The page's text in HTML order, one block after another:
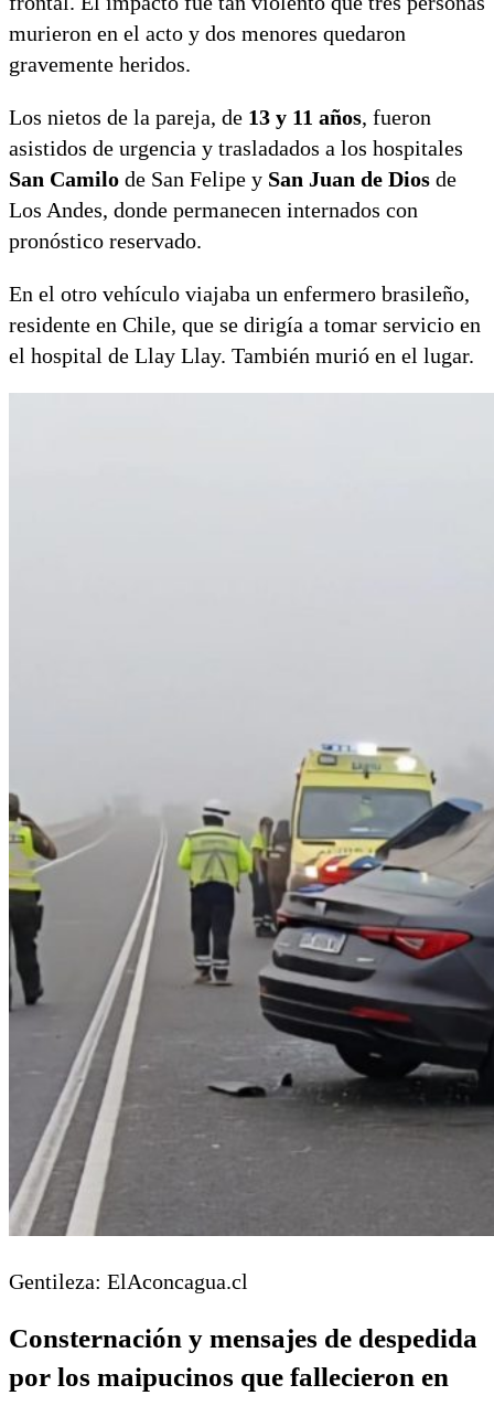
murieron en el acto y dos menores quedaron
gravemente heridos.
Los nietos de la pareja, de 13 y 11 años, fueron
asistidos de urgencia y trasladados a los hospitales
San Camilo de San Felipe y San Juan de Dios de
Los Andes, donde permanecen internados con
pronóstico reservado.
En el otro vehículo viajaba un enfermero brasileño,
residente en Chile, que se dirigía a tomar servicio en
el hospital de Llay Llay. También murió en el lugar.
Gentileza: ElAconcagua.cl
Consternación y mensajes de despedida
por los maipucinos que fallecieron en